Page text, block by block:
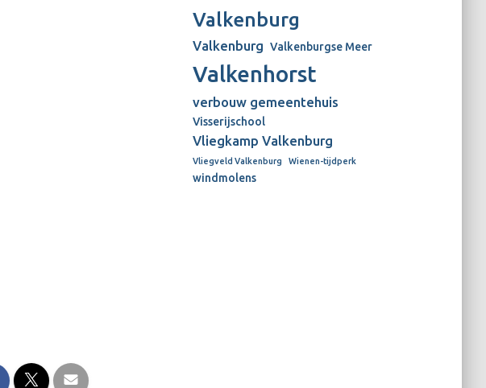
Valkenburg
Valkenburg Valkenburgse Meer
Valkenhorst
verbouw gemeentehuis
Visserijschool
Vliegkamp Valkenburg
Vliegveld Valkenburg Wienen-tijdperk
windmolens